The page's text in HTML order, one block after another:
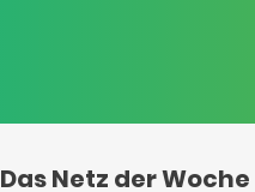
Das Netz der Woche